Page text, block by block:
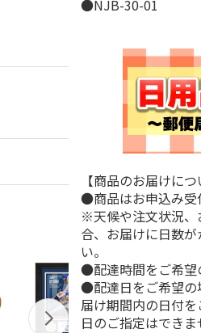
●NJB-30-01
【商品のお届けにつ
●商品はお申込み受
※天候や注文状況、
合、お届けに日数
い。
●配達時間をご希望
●配達日をご希望の
届け期間内の日付
日のご指定はできま